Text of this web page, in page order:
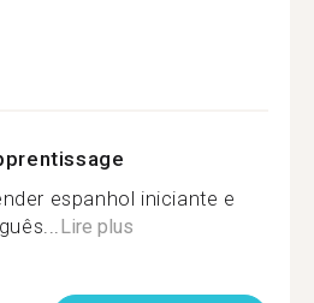
espanhol iniciante e
Lire plus